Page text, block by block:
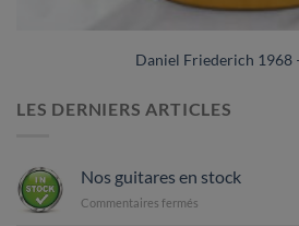
Daniel Friederich 1968
LES DERNIERS ARTICLES
Nos guitares en stock
Commentaires fermés